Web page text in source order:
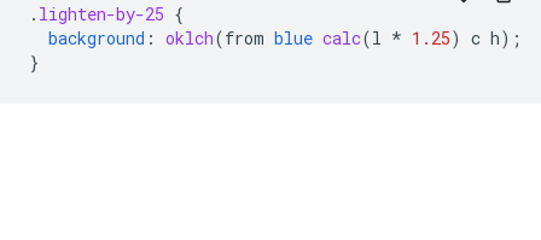
. lighten-by-25 {
background : oklch(from blue calc(l * 1.25) c h);
}